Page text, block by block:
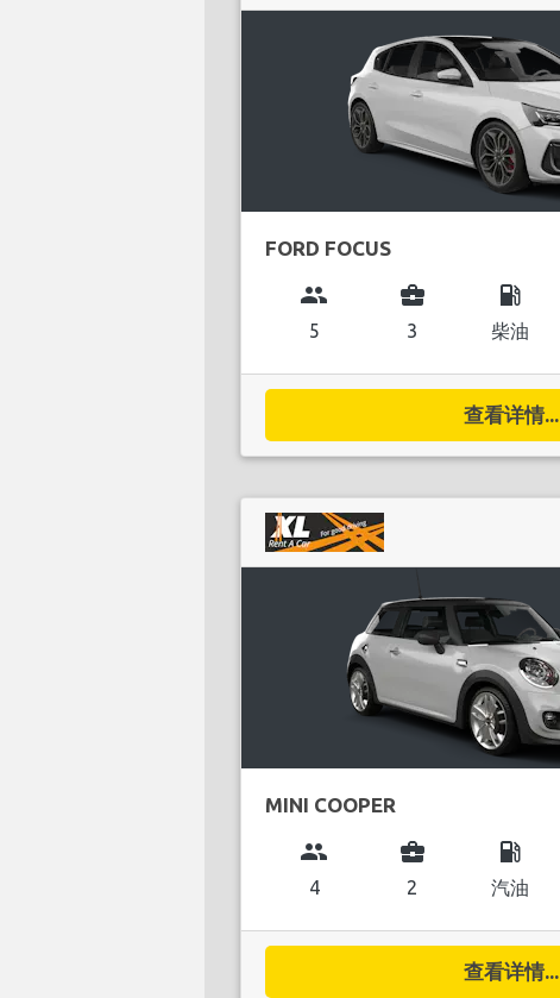
FORD FOCUS
group
5
business_center
3
local_gas_station
柴油
查看详情...
MINI COOPER
group
4
business_center
2
local_gas_station
汽油
查看详情...